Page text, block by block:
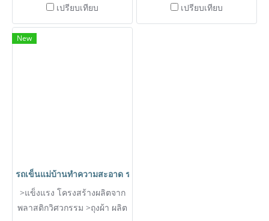
เปรียบเทียบ เปรียบเทียบ
New
รถเข็นแม่บ้านทำความสะอาด รถเข็นทำความสะอาด รถเข็นโรงแร
>แข็งแรง โครงสร้างผลิตจาก
พลาสติกวิศวกรรม >ถุงผ้า ผลิต